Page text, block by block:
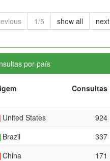
1/5 show all next
por país
Consultas
United States
924
Brazil
337
China
171